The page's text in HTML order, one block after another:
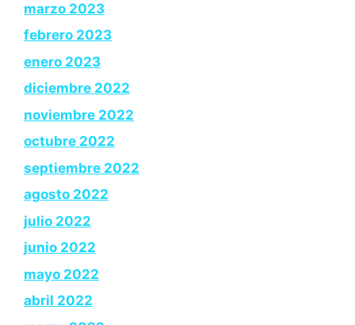
marzo 2023
febrero 2023
enero 2023
diciembre 2022
noviembre 2022
octubre 2022
septiembre 2022
agosto 2022
julio 2022
junio 2022
mayo 2022
abril 2022